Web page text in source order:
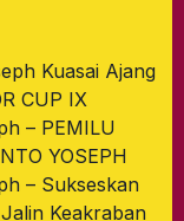
Kuasai Ajang
CUP IX
– PEMILU
YOSEPH
– Sukseskan
Keakraban